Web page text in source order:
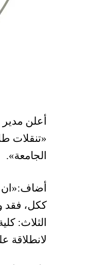
أعلن
«تنقلات
الجامعة».
أضاف:«
ككل، فقد
الثلاث:
لانطلاقة